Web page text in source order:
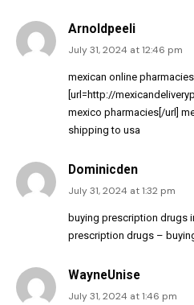
Arnoldpeeli
July 31, 2024 at 12:46 pm
mexican online
[url=http://
mexico pharmacies[/url]
shipping to usa
Dominicden
July 31, 2024 at 1:32 pm
buying prescription drugs
prescription drugs –
WayneUnise
July 31, 2024 at 1:46 pm